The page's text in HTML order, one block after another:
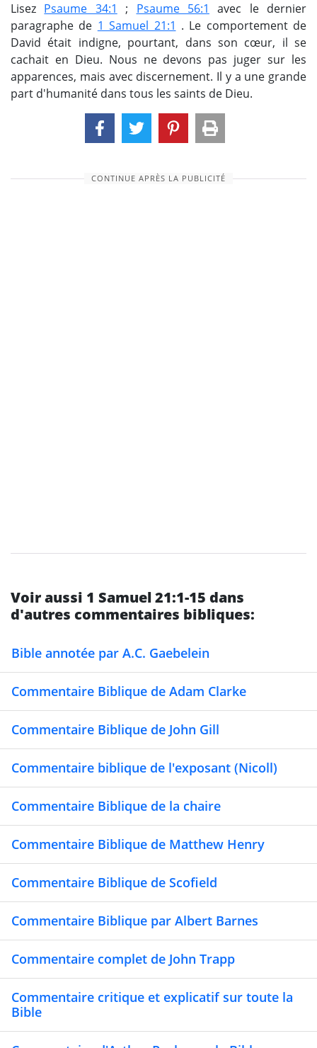
Lisez Psaume 34:1 ; Psaume 56:1
avec le dernier
paragraphe de 1 Samuel 21:1 . Le comportement de
David était indigne, pourtant, dans son cœur, il se
cachait en Dieu. Nous ne devons pas juger sur les
apparences, mais avec discernement. Il y a une grande
part d'humanité dans tous les saints de Dieu.
CONTINUE APRÈS LA PUBLICITÉ
Voir aussi 1 Samuel 21:1-15 dans
d'autres commentaires bibliques:
Bible annotée par A.C. Gaebelein
Commentaire Biblique de Adam Clarke
Commentaire Biblique de John Gill
Commentaire biblique de l'exposant (Nicoll)
Commentaire Biblique de la chaire
Commentaire Biblique de Matthew Henry
Commentaire Biblique de Scofield
Commentaire Biblique par Albert Barnes
Commentaire complet de John Trapp
Commentaire critique et explicatif sur toute la
Bible